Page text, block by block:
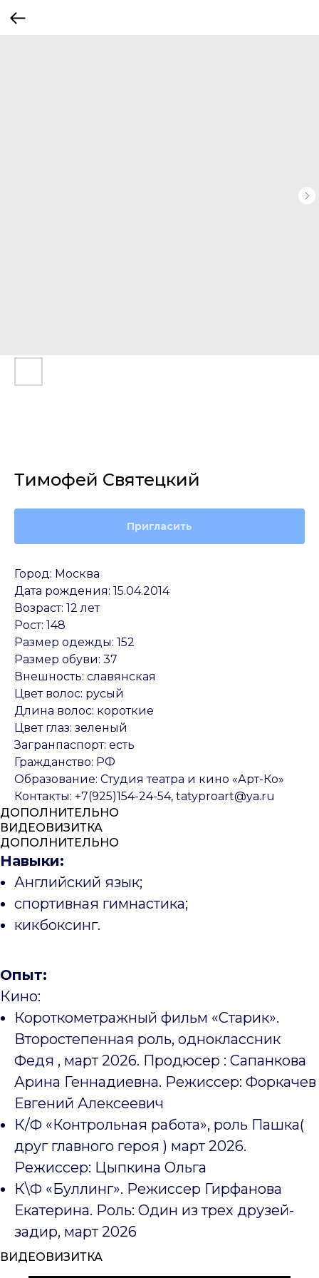
Тимофей Святецкий
Пригласить
Город: Москва
Дата рождения: 15.04.2014
Возраст: 12 лет
Рост: 148
Размер одежды: 152
Размер обуви: 37
Внешность: славянская
Цвет волос: русый
Длина волос: короткие
Цвет глаз: зеленый
Загранпаспорт: есть
Гражданство: РФ
Образование: Студия театра и кино «Арт-Ко»
Контакты: +7(925)154-24-54, tatyproart@ya.ru
ДОПОЛНИТЕЛЬНО
ВИДЕОВИЗИТКА
ДОПОЛНИТЕЛЬНО
Навыки:
Английский язык;
спортивная гимнастика;
кикбоксинг.
Опыт:
Кино:
Короткометражный фильм «Старик».
Второстепенная роль, одноклассник
Федя , март 2026. Продюсер : Сапанкова
Арина Геннадиевна. Режиссер: Форкачев
Евгений Алексеевич
К/Ф «Контрольная работа», роль Пашка(
друг главного героя ) март 2026.
Режиссер: Цыпкина Ольга
К\Ф «Буллинг». Режиссер Гирфанова
Екатерина. Роль: Один из трех друзей-
задир, март 2026
ВИДЕОВИЗИТКА